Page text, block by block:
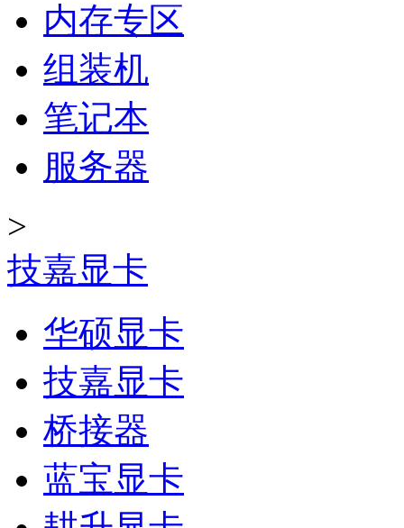
内存专区
组装机
笔记本
服务器
>
技嘉显卡
华硕显卡
技嘉显卡
桥接器
蓝宝显卡